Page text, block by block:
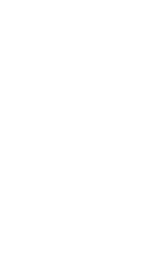
קלחי תירס צרובים